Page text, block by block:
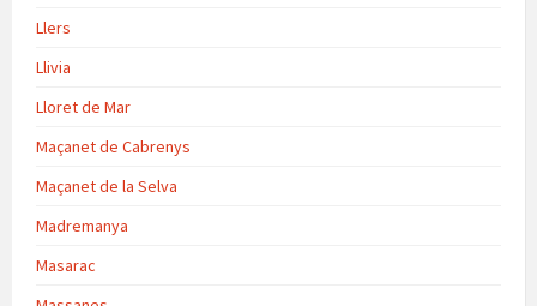
Llers
Llivia
Lloret de Mar
Maçanet de Cabrenys
Maçanet de la Selva
Madremanya
Masarac